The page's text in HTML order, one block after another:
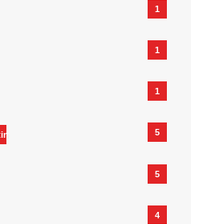
1
1
1
5
5
4